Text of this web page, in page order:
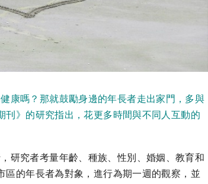
康嗎？那就鼓勵身邊的年長者走出家門，多與
刊》的研究指出，花更多時間與不同人互動的
研究者考量年齡、種族、性別、婚姻、教育和
區的年長者為對象，進行為期一週的觀察，並